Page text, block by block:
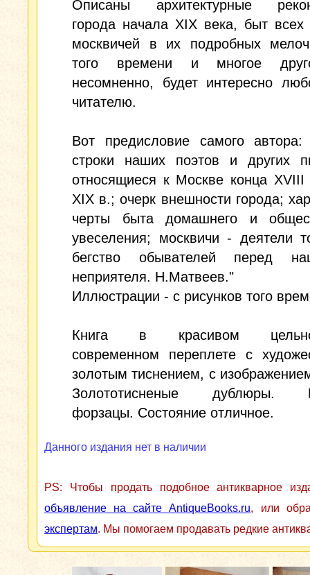
Описаны архитектурные
города начала XIX века, быт всех
москвичей в их подробных
того времени и многое
несомненно, будет интересно
читателю.
Вот предисловие самого
строки наших поэтов и других
относящиеся к Москве конца
XIX в.; очерк внешности города;
черты быта домашнего и
увеселения; москвичи - деятели
бегство обывателей перед
неприятеля. Н.Матвеев."
Иллюстрации - с рисунков того
Книга в красивом
современном переплете с
золотым тиснением, с
Золототисненые дублюры.
форзацы. Состояние отличное.
Данного издания нет в наличии
PS: Чтобы продать подобное антикварное
объявление на сайте AntiqueBooks.ru, или
экспертам. Мы помогаем продавать редкие